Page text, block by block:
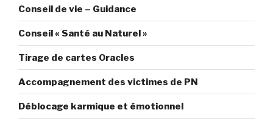
Conseil de vie – Guidance
Conseil « Santé au Naturel »
Tirage de cartes Oracles
Accompagnement des victimes de PN
Déblocage karmique et émotionnel